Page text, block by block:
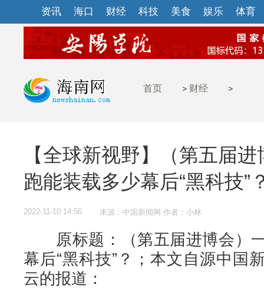
资讯 海口 财经 科技 美食 娱乐 体育
首页 > 财经 >
【全球新视野】（第五届
跑能装载多少幕后“黑科技”
2022-11-10 14:56 来源：中国新闻网 作者：小林
原标题：（第五届进博会）
幕后“黑科技”？；本文自源中国
云的报道：